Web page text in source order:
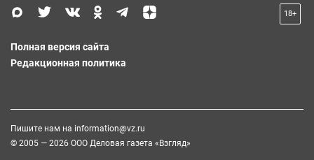
18+
Полная версия сайта
Редакционная политика
Пишите нам на information@vz.ru
© 2005 — 2026 ООО Деловая газета «Взгляд»